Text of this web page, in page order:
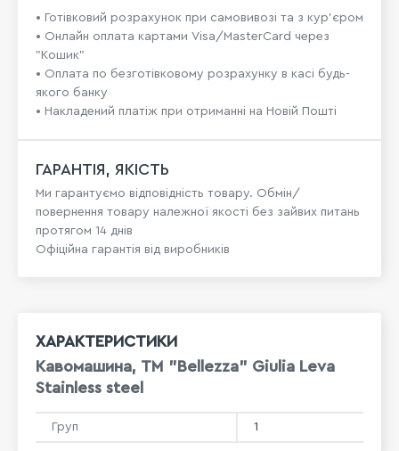
• Готівковий розрахунок при самовивозі та з кур’єром
• Онлайн оплата картами Visa/MasterCard через
"Кошик"
• Оплата по безготівковому розрахунку в касі будь-
якого банку
• Накладений платіж при отриманні на Новій Пошті
ГАРАНТІЯ, ЯКІСТЬ
Ми гарантуємо відповідність товару. Обмін/
повернення товару належної якості без зайвих питань
протягом 14 днів
Офіційна гарантія від виробників
ХАРАКТЕРИСТИКИ
Кавомашина, ТМ "Bellezza" Giulia Leva
Stainless steel
Груп 1